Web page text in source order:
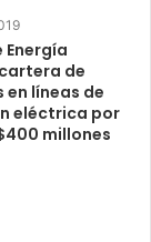
Energía
de
en líneas de
eléctrica por
millones